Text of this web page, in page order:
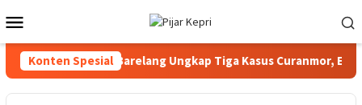
ke
kontenMobile
Konten Spesial
Polresta Barelang Ungkap Tiga Kasus Curanmor,